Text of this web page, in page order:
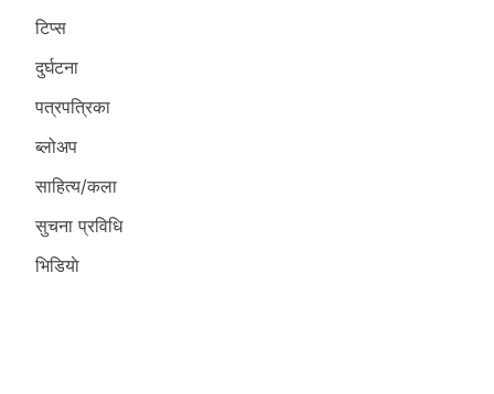
टिप्स
दुर्घटना
पत्रपत्रिका
ब्लोअप
साहित्य/कला
सुचना प्रविधि
भिडियाे